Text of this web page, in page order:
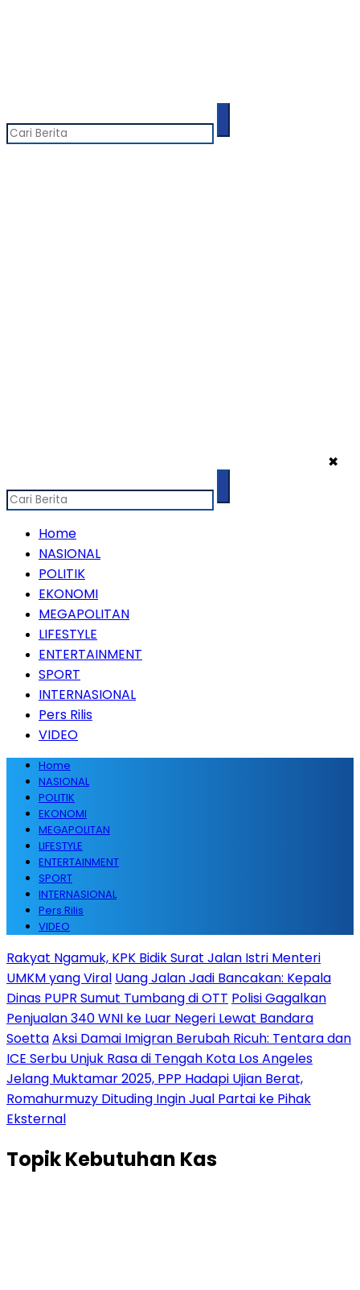
✖
Home
NASIONAL
POLITIK
EKONOMI
MEGAPOLITAN
LIFESTYLE
ENTERTAINMENT
SPORT
INTERNASIONAL
Pers Rilis
VIDEO
Home
NASIONAL
POLITIK
EKONOMI
MEGAPOLITAN
LIFESTYLE
ENTERTAINMENT
SPORT
INTERNASIONAL
Pers Rilis
VIDEO
Rakyat Ngamuk, KPK Bidik Surat Jalan Istri Menteri
UMKM yang Viral Uang Jalan Jadi Bancakan: Kepala
Dinas PUPR Sumut Tumbang di OTT Polisi Gagalkan
Penjualan 340 WNI ke Luar Negeri Lewat Bandara
SoettaAksi Damai Imigran Berubah Ricuh: Tentara dan
ICE Serbu Unjuk Rasa di Tengah Kota Los Angeles
Jelang Muktamar 2025, PPP Hadapi Ujian Berat,
Romahurmuzy Dituding Ingin Jual Partai ke Pihak
Eksternal
TopikKebutuhan Kas